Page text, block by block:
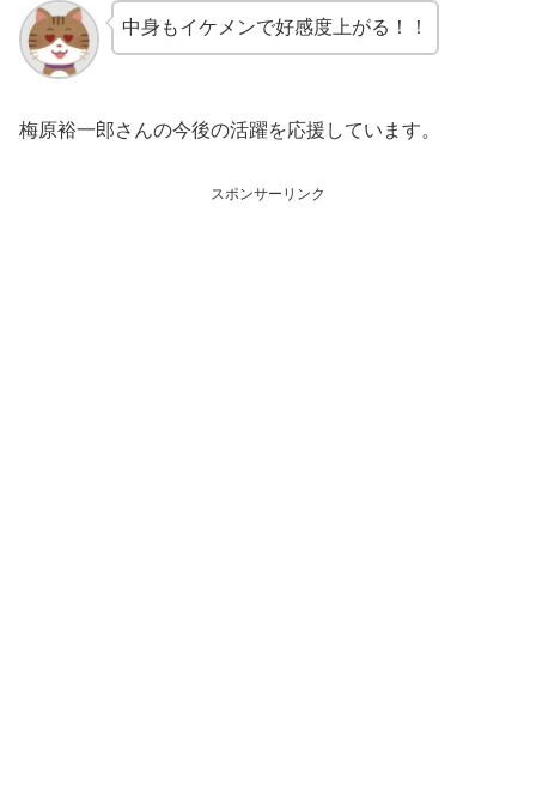
中身もイケメンで好感度上がる！！
梅原裕一郎さんの今後の活躍を応援しています。
スポンサーリンク